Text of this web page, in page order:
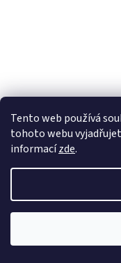
Tento web používá
tohoto webu
informacízde.
LED RA TBL 2338
na slunečník nebo